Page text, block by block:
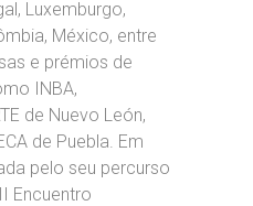
Luxemburgo,
México, entre
e prémios de
INBA,
de Nuevo León,
de Puebla. Em
pelo seu percurso
Encuentro